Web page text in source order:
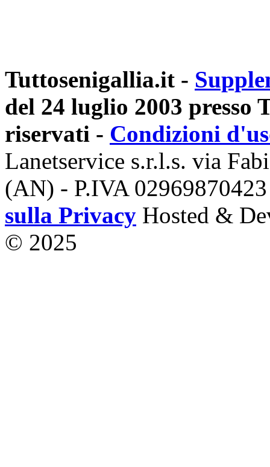
Tuttosenigallia.it -
del 24 luglio 2003
riservati - Condizioni
Lanetservice s.r.l.s. via
(AN) - P.IVA
sulla Privacy Hosted &
© 2025